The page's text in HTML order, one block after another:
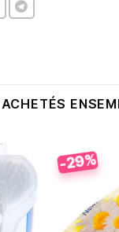
-29%